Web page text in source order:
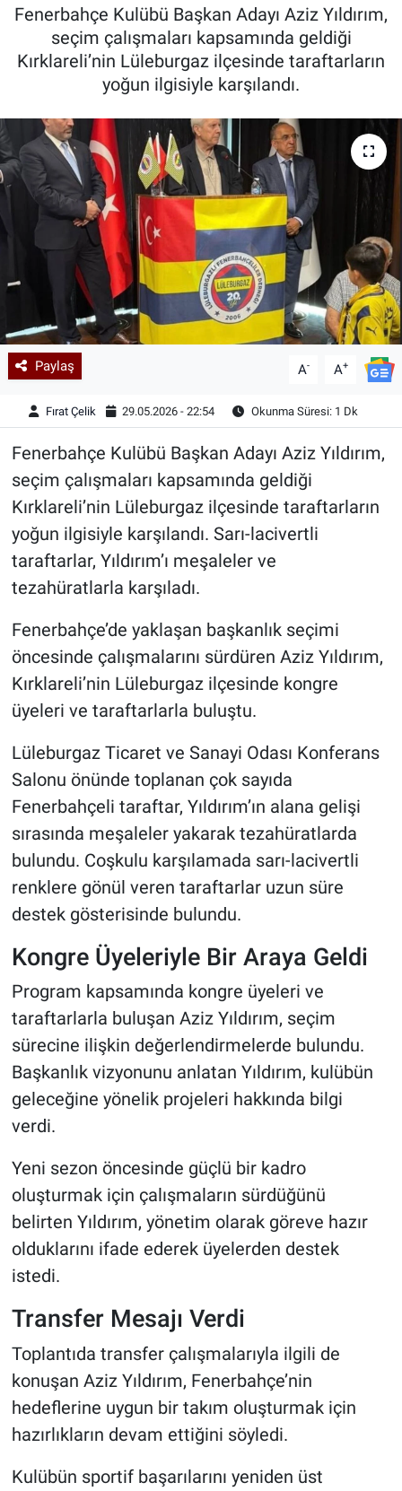
Fenerbahçe Kulübü Başkan Adayı Aziz Yıldırım,
seçim çalışmaları kapsamında geldiği
Kırklareli’nin Lüleburgaz ilçesinde taraftarların
yoğun ilgisiyle karşılandı.
Paylaş A- A+
Fırat Çelik 29.05.2026 - 22:54 Okunma Süresi: 1 Dk
Fenerbahçe Kulübü Başkan Adayı Aziz Yıldırım,
seçim çalışmaları kapsamında geldiği
Kırklareli’nin Lüleburgaz ilçesinde taraftarların
yoğun ilgisiyle karşılandı. Sarı-lacivertli
taraftarlar, Yıldırım’ı meşaleler ve
tezahüratlarla karşıladı.
Fenerbahçe’de yaklaşan başkanlık seçimi
öncesinde çalışmalarını sürdüren Aziz Yıldırım,
Kırklareli’nin Lüleburgaz ilçesinde kongre
üyeleri ve taraftarlarla buluştu.
Lüleburgaz Ticaret ve Sanayi Odası Konferans
Salonu önünde toplanan çok sayıda
Fenerbahçeli taraftar, Yıldırım’ın alana gelişi
sırasında meşaleler yakarak tezahüratlarda
bulundu. Coşkulu karşılamada sarı-lacivertli
renklere gönül veren taraftarlar uzun süre
destek gösterisinde bulundu.
Kongre Üyeleriyle Bir Araya Geldi
Program kapsamında kongre üyeleri ve
taraftarlarla buluşan Aziz Yıldırım, seçim
sürecine ilişkin değerlendirmelerde bulundu.
Başkanlık vizyonunu anlatan Yıldırım, kulübün
geleceğine yönelik projeleri hakkında bilgi
verdi.
Yeni sezon öncesinde güçlü bir kadro
oluşturmak için çalışmaların sürdüğünü
belirten Yıldırım, yönetim olarak göreve hazır
olduklarını ifade ederek üyelerden destek
istedi.
Transfer Mesajı Verdi
Toplantıda transfer çalışmalarıyla ilgili de
konuşan Aziz Yıldırım, Fenerbahçe’nin
hedeflerine uygun bir takım oluşturmak için
hazırlıkların devam ettiğini söyledi.
Kulübün sportif başarılarını yeniden üst
Kadın & Aile
Kültür & Sanat
Sağlık
Siyaset
Teknoloji
Yazarlar
Astroloji-Rüya